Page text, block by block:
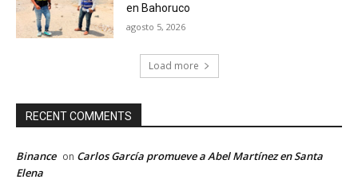
en Bahoruco
agosto 5, 2026
Load more
RECENT COMMENTS
Binance on Carlos García promueve a Abel Martínez en Santa
Elena